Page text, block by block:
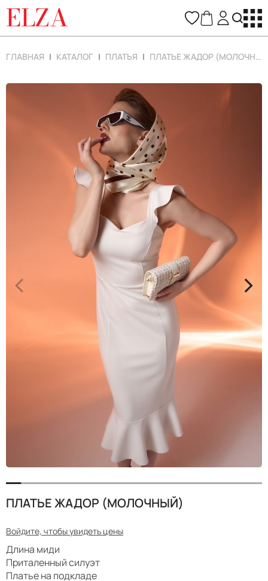
ELZA
ГЛАВНАЯ КАТАЛОГ ПЛАТЬЯ ПЛАТЬЕ ЖАДОР (МОЛОЧНЫЙ)
< >
ПЛАТЬЕ ЖАДОР (МОЛОЧНЫЙ)
Войдите, чтобы увидеть цены
Длина миди
Приталенный силуэт
Платье на подкладе